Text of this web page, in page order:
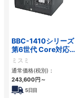
BBC-1410シリーズ
第6世代 Core対応フ
ロアマウントFAPC
3PCI・3PCIe
ミスミ
通常価格(税別)：
243,600円～
5日目